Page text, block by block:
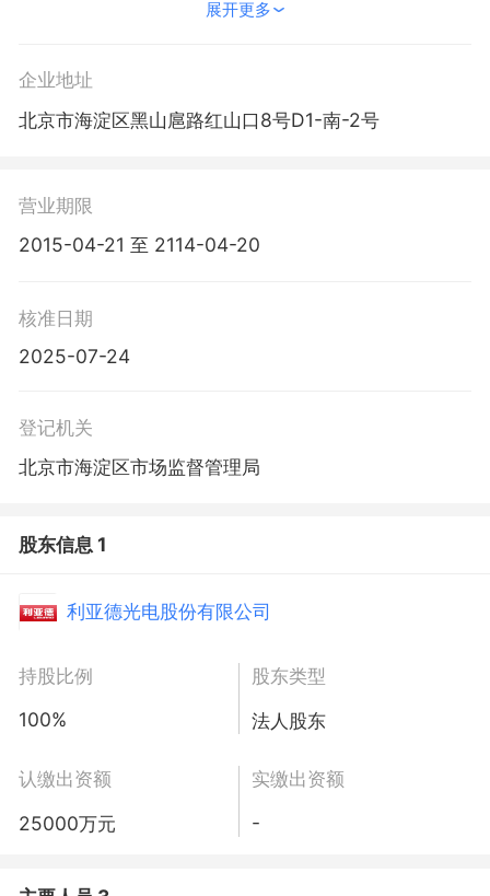
承诺投资本金不受损失或者承诺最低收益”；企业依法
目，经相关部门批准后依批准的内容开展经营活动；不
展开更多
企业地址
北京市海淀区黑山扈路红山口8号D1-南-2号
营业期限
2015-04-21 至 2114-04-20
核准日期
2025-07-24
登记机关
北京市海淀区市场监督管理局
股东信息 1
利亚德光电股份有限公司
持股比例
100%
股东类型
法人股东
认缴出资额
25000万元
实缴出资额
-